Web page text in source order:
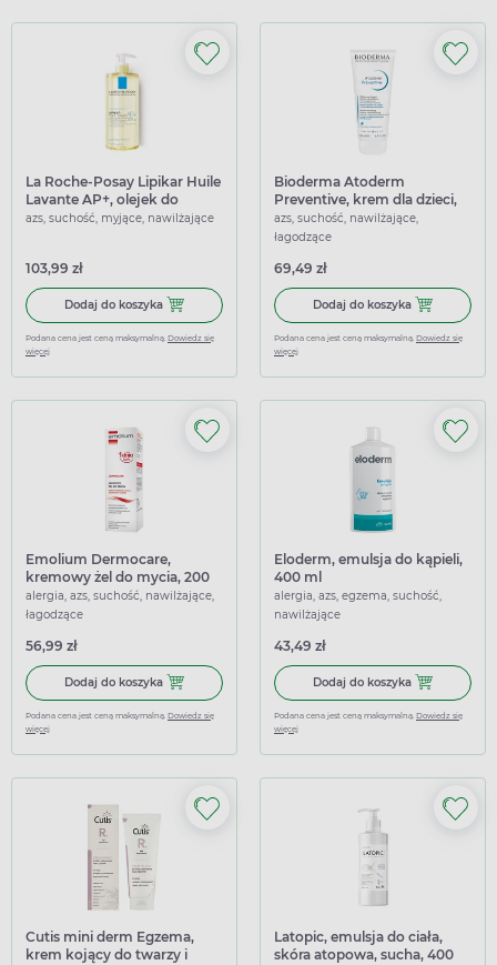
La Roche-Posay Lipikar Huile
Lavante AP+, olejek do
mycia, 750 ml
azs, suchość, myjące, nawilżające
103,99 zł
Dodaj do koszyka Dodaj do koszyka La Roche-Posay Lipikar Huile Lavante
Podana cena jest ceną maksymalną. Dowiedz się
więcej
Bioderma Atoderm
Preventive, krem dla dzieci,
200 ml
azs, suchość, nawilżające,
łagodzące
69,49 zł
Dodaj do koszyka Dodaj do
Podana cena jest ceną maksymalną. Dowiedz się
więcej
Emolium Dermocare,
kremowy żel do mycia, 200
ml
alergia, azs, suchość, nawilżające,
łagodzące
56,99 zł
Dodaj do koszyka Dodaj do koszyka Emolium Dermocare, kremowy żel do
Podana cena jest ceną maksymalną. Dowiedz się
więcej
Eloderm, emulsja do kąpieli,
400 ml
alergia, azs, egzema, suchość,
nawilżające
43,49 zł
Dodaj do koszyka Dodaj do
Podana cena jest ceną maksymalną. Dowiedz się
więcej
Cutis mini derm Egzema,
krem kojący do twarzy i
Latopic, emulsja do ciała,
skóra atopowa, sucha, 400